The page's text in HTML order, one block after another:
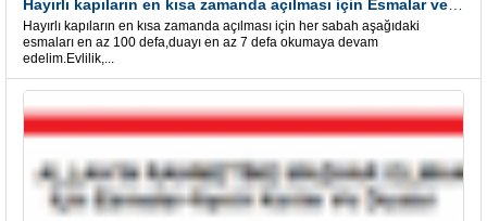
Hayırlı kapıların en kısa zamanda açılması için her sabah aşağıdaki
esmaları en az 100 defa,duayı en az 7 defa okumaya devam
edelim.Evlilik,...